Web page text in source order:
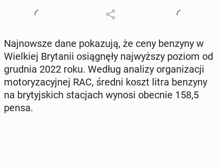
Naj­now­sze dane po­ka­zu­ją, że ceny benzyny w
Wiel­kiej Bry­ta­nii osią­gnę­ły naj­wyż­szy poziom od
grudnia 2022 roku. Według analizy or­ga­ni­za­cji
mo­to­ry­za­cyj­nej RAC, średni koszt litra benzyny
na bry­tyj­skich sta­cjach wynosi obecnie 158,5
pensa.